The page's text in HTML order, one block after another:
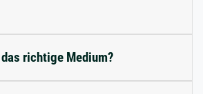
richtige Medium?